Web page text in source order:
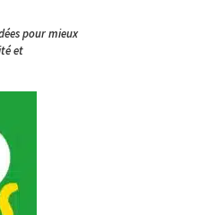
pour mieux
et